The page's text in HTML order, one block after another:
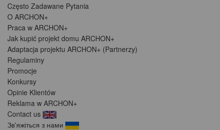
Często Zadawane Pytania
O ARCHON+
Praca w ARCHON+
Jak kupić projekt domu ARCHON+
Adaptacja projektu ARCHON+ (Partnerzy)
Regulaminy
Promocje
Konkursy
Opinie Klientów
Reklama w ARCHON+
Contact us
Зв'яжіться з нами